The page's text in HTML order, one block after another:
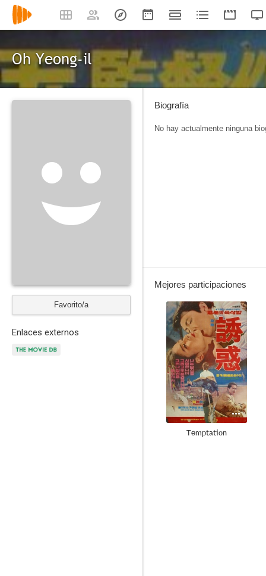
Oh Yeong-il
Favorito/a
Enlaces externos
Biografía
No hay actualmente ninguna
Mejores participaciones
--
Temptation